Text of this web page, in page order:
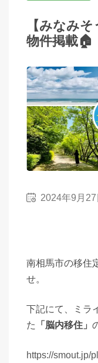
【みなみ
物件掲載🏠
2024年9月27
南相馬市の移住
せ。
下記にて、ミラ
た
「脳内移住」
https://smout.jp/